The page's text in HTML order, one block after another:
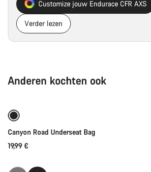
Customize jouw Endurace CFR AXS
Verder lezen
Anderen kochten ook
Canyon Road Underseat Bag
19,99 €